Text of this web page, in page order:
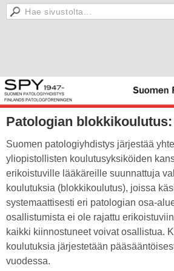
Patologian
Suomen patologiyhdistys järjestää
yliopistollisten koulutusyksiköiden
erikoistuville lääkäreille suunnattuja
koulutuksia (blokkikoulutus), joissa
systemaattisesti eri patologian osa-
osallistumista ei ole rajattu
kaikki kiinnostuneet voivat osallistua.
koulutuksia järjestetään
vuodessa.